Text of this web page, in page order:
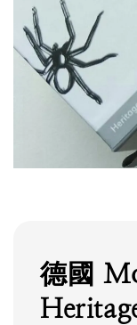
德國